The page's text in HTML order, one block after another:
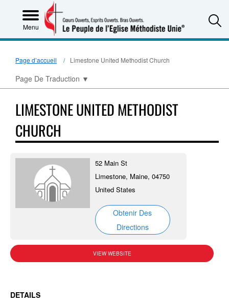
Menu
Page d’accueil Limestone United Methodist Church
Page De Traduction ▼
LIMESTONE UNITED METHODIST
CHURCH
52 Main St
Limestone, Maine, 04750
United States
Obtenir Des
Directions
VIEW WEBSITE
DETAILS